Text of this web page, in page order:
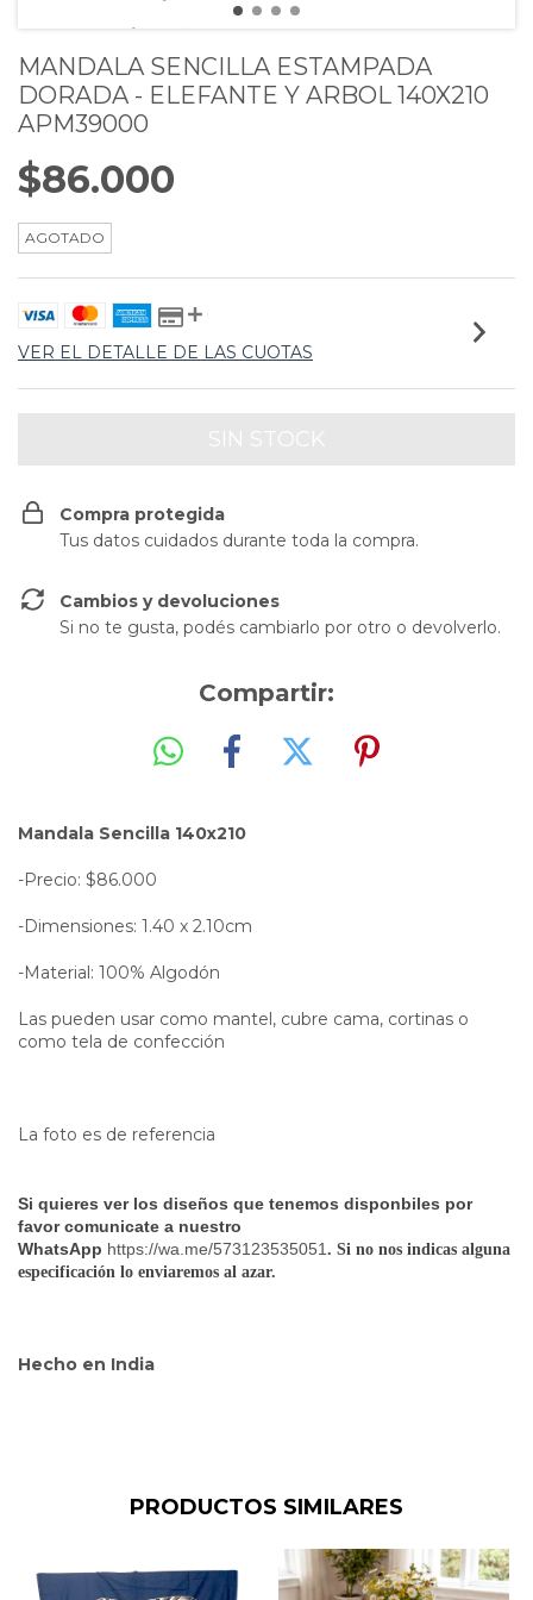
MANDALA SENCILLA ESTAMPADA
DORADA - ELEFANTE Y ARBOL 140X210
APM39000
$86.000
AGOTADO
VER EL DETALLE DE LAS CUOTAS
Compra protegida
Tus datos cuidados durante toda la compra.
Cambios y devoluciones
Si no te gusta, podés cambiarlo por otro o devolverlo.
Compartir:
Mandala Sencilla 140x210
-Precio: $86.000
-Dimensiones: 1.40 x 2.10cm
-Material: 100% Algodón
Las pueden usar como mantel, cubre cama, cortinas o
como tela de confección
La foto es de referencia
Si quieres ver los diseños que tenemos disponbiles por
favor comunicate a nuestro
WhatsApp https://wa.me/573123535051 . Si no nos indicas alguna
especificación lo enviaremos al azar.
Hecho en India
PRODUCTOS SIMILARES